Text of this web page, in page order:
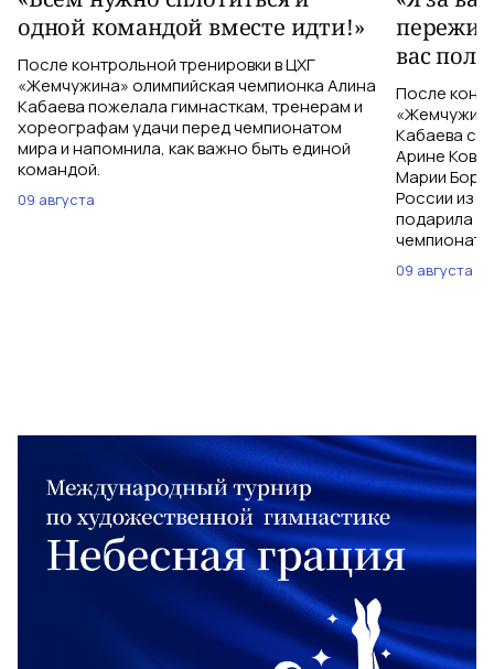
одной командой вместе идти!»
После контрольной тренировки в ЦХГ
«Жемчужина» олимпийская чемпионка Алина
Кабаева пожелала гимнасткам, тренерам и
хореографам удачи перед чемпионатом
мира и напомнила, как важно быть единой
командой.
09 августа
вас
После
Кабаева
Арине
Марии
России из
подарила
чемпионат
09 августа